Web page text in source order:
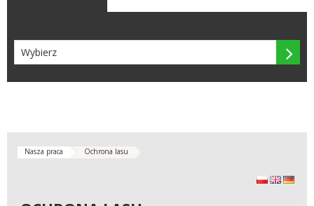

Nasza praca Ochrona lasu
polskiEnglish